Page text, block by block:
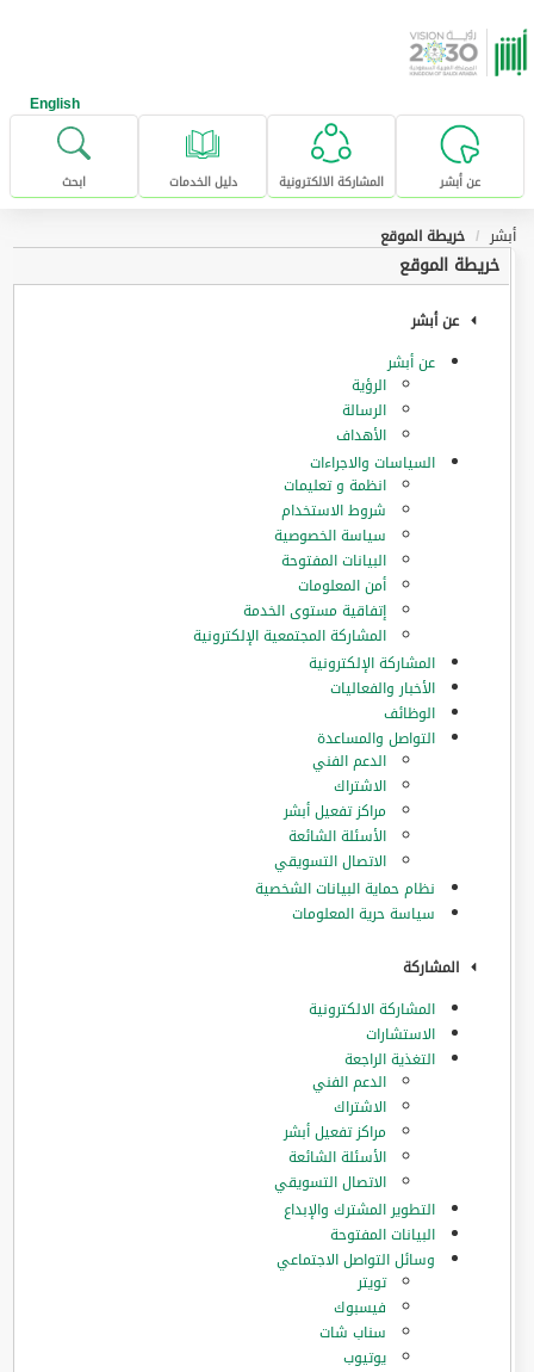
تخطى للإنتقال إلى المحتوى الرئيسي
English
عن أبشر المشاركة الالكترونية دليل الخدمات ابحث
أبشر خريطة الموقع
خريطة الموقع
عن أبشر
عن أبشر
الرؤية
الرسالة
الأهداف
السياسات والاجراءات
انظمة و تعليمات
شروط الاستخدام
سياسة الخصوصية
البيانات المفتوحة
أمن المعلومات
إتفاقية مستوى الخدمة
المشاركة المجتمعية الإلكترونية
المشاركة الإلكترونية
الأخبار والفعاليات
الوظائف
التواصل والمساعدة
الدعم الفني
الاشتراك
مراكز تفعيل أبشر
الأسئلة الشائعة
الاتصال التسويقي
نظام حماية البيانات الشخصية
سياسة حرية المعلومات
المشاركة
المشاركة الالكترونية
الاستشارات
التغذية الراجعة
الدعم الفني
الاشتراك
مراكز تفعيل أبشر
الأسئلة الشائعة
الاتصال التسويقي
التطوير المشترك والإبداع
البيانات المفتوحة
وسائل التواصل الاجتماعي
تويتر
فيسبوك
سناب شات
يوتيوب